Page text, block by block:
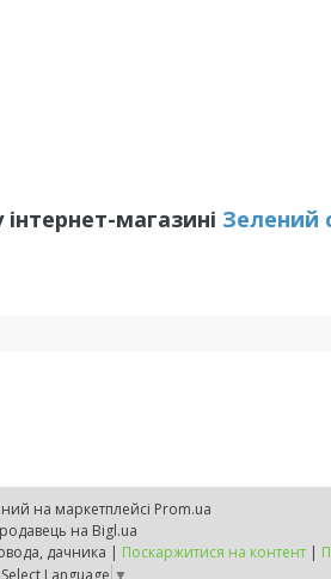
магазині Зелений
на маркетплейсі Prom.ua
на Bigl.ua
ZELENSVIT.COM — інтернет магазин для фермера, садовода, дачника | Поскаржитися на контент |
Select Language ▼